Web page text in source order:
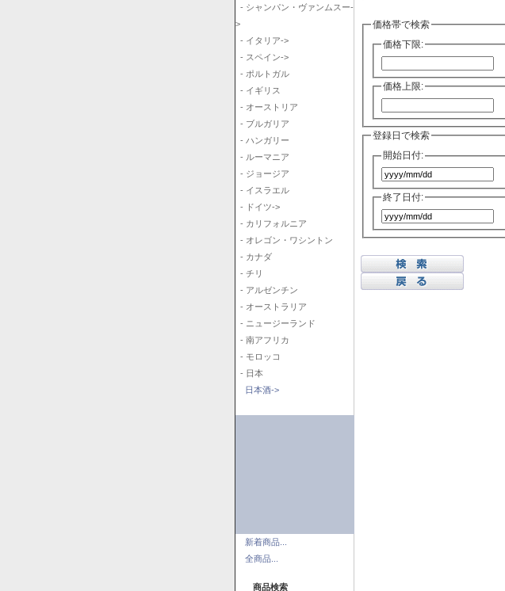
- シャンパン・ヴァンムスー-
>
- イタリア->
- スペイン->
- ポルトガル
- イギリス
- オーストリア
- ブルガリア
- ハンガリー
- ルーマニア
- ジョージア
- イスラエル
- ドイツ->
- カリフォルニア
- オレゴン・ワシントン
- カナダ
- チリ
- アルゼンチン
- オーストラリア
- ニュージーランド
- 南アフリカ
- モロッコ
- 日本
日本酒->
新着商品...
全商品...
商品検索
価格帯で検索
価格下限:
価格上限:
登録日で検索
開始日付:
終了日付: